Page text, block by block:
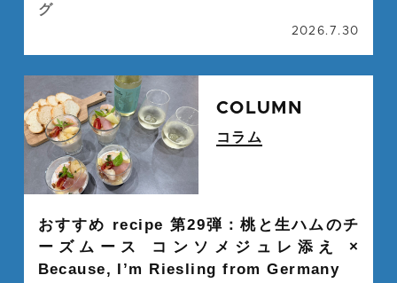
グ
2026.7.30
COLUMN
コラム
おすすめ recipe 第29弾：桃と生ハムのチ
ーズムース コンソメジュレ添え ×
Because, I’m Riesling from Germany